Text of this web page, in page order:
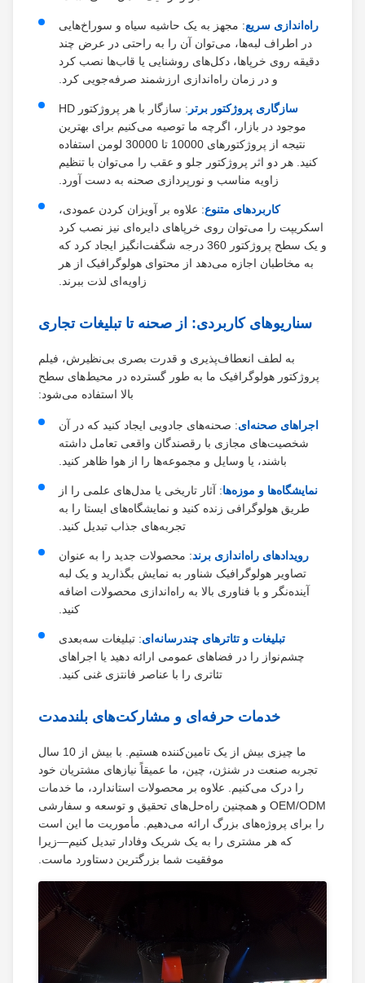
راه‌اندازی سریع : مجهز به یک حاشیه سیاه و سوراخ‌هایی
در اطراف لبه‌ها، می‌توان آن را به راحتی در عرض چند
دقیقه روی خرپاها، دکل‌های روشنایی یا قاب‌ها نصب کرد
و در زمان راه‌اندازی ارزشمند صرفه‌جویی کرد.
سازگاری پروژکتور برتر
: سازگار با هر پروژکتور HD
موجود در بازار، اگرچه ما توصیه می‌کنیم برای بهترین
نتیجه از پروژکتورهای 10000 تا 30000 لومن استفاده
کنید. هر دو اثر پروژکتور جلو و عقب را می‌توان با تنظیم
زاویه مناسب و نورپردازی صحنه به دست آورد.
کاربردهای متنوع : علاوه بر آویزان کردن عمودی،
اسکریپت را می‌توان روی خرپاهای دایره‌ای نیز نصب کرد
و یک سطح پروژکتور 360 درجه شگفت‌انگیز ایجاد کرد که
به مخاطبان اجازه می‌دهد از محتوای هولوگرافیک از هر
زاویه‌ای لذت ببرند.
سناریوهای کاربردی: از صحنه تا تبلیغات تجاری
به لطف انعطاف‌پذیری و قدرت بصری بی‌نظیرش، فیلم
پروژکتور هولوگرافیک ما به طور گسترده در محیط‌های سطح
بالا استفاده می‌شود:
اجراهای صحنه‌ای: صحنه‌های جادویی ایجاد کنید که در آن
شخصیت‌های مجازی با رقصندگان واقعی تعامل داشته
باشند، یا وسایل و مجموعه‌ها را از هوا ظاهر کنید.
نمایشگاه‌ها و موزه‌ها: آثار تاریخی یا مدل‌های علمی را از
طریق هولوگرافی زنده کنید و نمایشگاه‌های ایستا را به
تجربه‌های جذاب تبدیل کنید.
رویدادهای راه‌اندازی برند: محصولات جدید را به عنوان
تصاویر هولوگرافیک شناور به نمایش بگذارید و یک لبه
آینده‌نگر و با فناوری بالا به راه‌اندازی محصولات اضافه
تبلیغات و تئاترهای چندرسانه‌ای: تبلیغات سه‌بعدی
چشم‌نواز را در فضاهای عمومی ارائه دهید یا اجراهای
تئاتری را با عناصر فانتزی غنی کنید.
خدمات حرفه‌ای و مشارکت‌های بلندمدت
ما چیزی بیش از یک تامین‌کننده هستیم. با بیش از 10 سال
تجربه صنعت در شنژن، چین، ما عمیقاً نیازهای مشتریان خود
را درک می‌کنیم. علاوه بر محصولات استاندارد، ما خدمات
OEM/ODM و همچنین راه‌حل‌های تحقیق و توسعه و سفارشی
را برای پروژه‌های بزرگ ارائه می‌دهیم. مأموریت ما این است
که هر مشتری را به یک شریک وفادار تبدیل کنیم—زیرا
موفقیت شما بزرگترین دستاورد ماست.